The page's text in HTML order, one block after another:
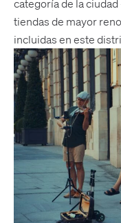
categoría de la ciudad
tiendas de mayor
incluidas en este